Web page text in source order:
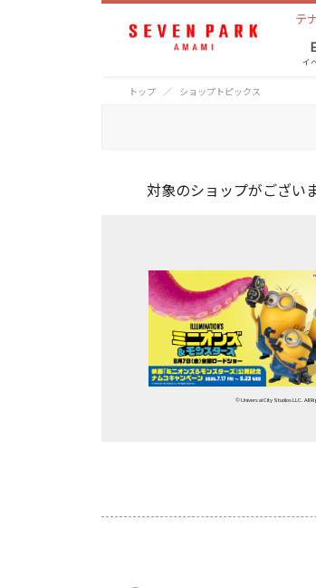
テ
イ
トップ ショップトピックス
対象のショップがござい
© Universal City Studios LLC. All